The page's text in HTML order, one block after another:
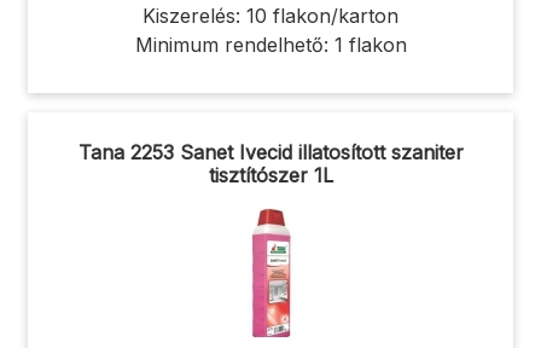
Kiszerelés: 10 flakon/karton
Minimum rendelhető: 1 flakon
Tana 2253 Sanet Ivecid illatosított szaniter
tisztítószer 1L